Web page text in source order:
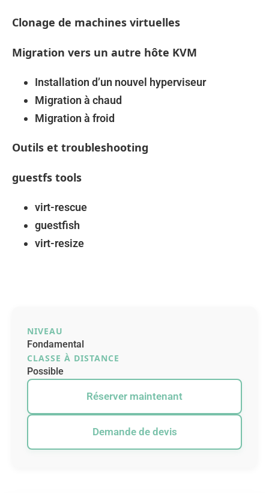
Clonage de machines virtuelles
Migration vers un autre hôte KVM
Installation d’un nouvel hyperviseur
Migration à chaud
Migration à froid
Outils et troubleshooting
guestfs tools
virt-rescue
guestfish
virt-resize
NIVEAU
Fondamental
CLASSE À DISTANCE
Possible
Réserver maintenant
Demande de devis